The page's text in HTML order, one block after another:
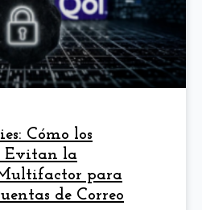
Cómo los
Evitan la
para
de Correo